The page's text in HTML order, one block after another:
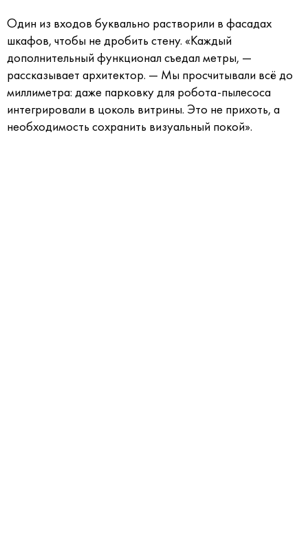
Один из входов буквально растворили в фасадах
шкафов, чтобы не дробить стену. «Каждый
дополнительный функционал съедал метры, —
рассказывает архитектор. — Мы просчитывали всё до
миллиметра: даже парковку для робота-пылесоса
интегрировали в цоколь витрины. Это не прихоть, а
необходимость сохранить визуальный покой».